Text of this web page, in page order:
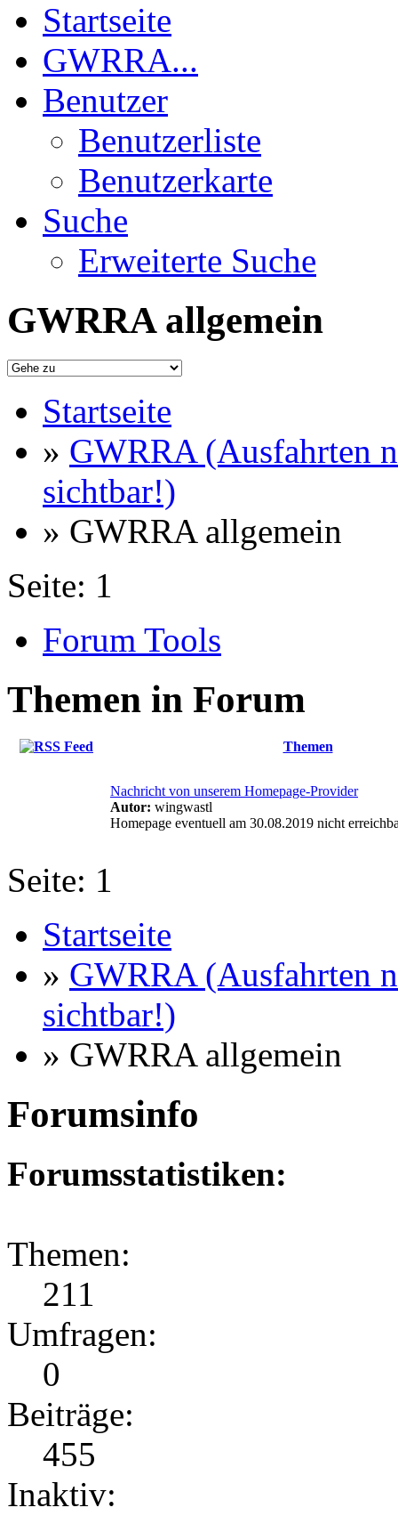
Startseite
GWRRA...
Benutzer
Benutzerliste
Benutzerkarte
Suche
Erweiterte Suche
GWRRA allgemein
Startseite
» GWRRA (Ausfahrten
sichtbar!)
» GWRRA allgemein
Seite: 1
Forum Tools
Themen in Forum
Themen
Nachricht von unserem Homepage-Provider
Autor: wingwastl
Homepage eventuell am 30.08.2019 nicht
Seite: 1
Startseite
» GWRRA (Ausfahrten
sichtbar!)
» GWRRA allgemein
Forumsinfo
Forumsstatistiken:
Themen:
211
Umfragen:
0
Beiträge:
455
Inaktiv: